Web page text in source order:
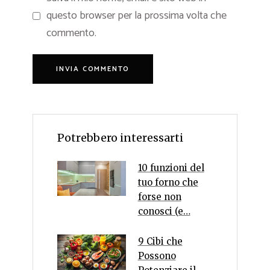
questo browser per la prossima volta che
commento.
Potrebbero interessarti
10 funzioni del
tuo forno che
forse non
conosci (e…
9 Cibi che
Possono